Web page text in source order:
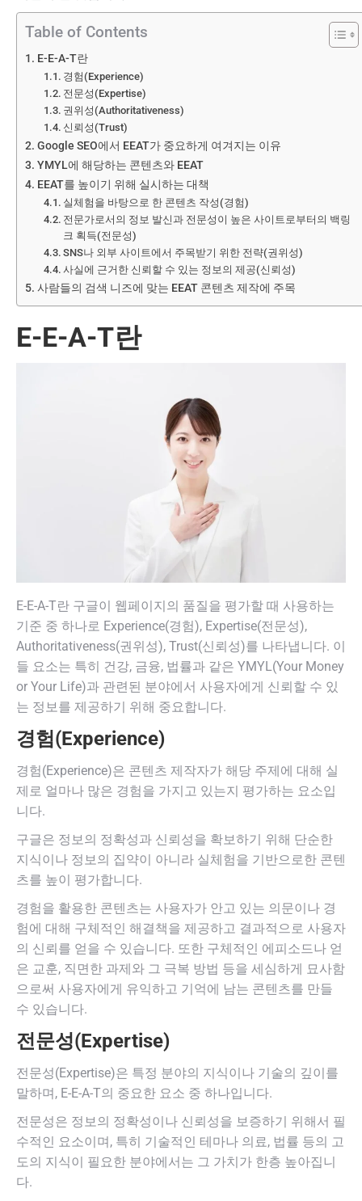
Table of Contents
E-E-A-T란
경험(Experience)
전문성(Expertise)
권위성(Authoritativeness)
신뢰성(Trust)
Google SEO에서 EEAT가 중요하게 여겨지는 이유
YMYL에 해당하는 콘텐츠와 EEAT
EEAT를 높이기 위해 실시하는 대책
실체험을 바탕으로 한 콘텐츠 작성(경험)
전문가로서의 정보 발신과 전문성이 높은 사이트로부터의 백링
크 획득(전문성)
SNS나 외부 사이트에서 주목받기 위한 전략(권위성)
사실에 근거한 신뢰할 수 있는 정보의 제공(신뢰성)
사람들의 검색 니즈에 맞는 EEAT 콘텐츠 제작에 주목
E-E-A-T란
E-E-A-T란 구글이 웹페이지의 품질을 평가할 때 사용하는
기준 중 하나로 Experience(경험), Expertise(전문성),
Authoritativeness(권위성), Trust(신뢰성)를 나타냅니다. 이
들 요소는 특히 건강, 금융, 법률과 같은 YMYL(Your Money
or Your Life)과 관련된 분야에서 사용자에게 신뢰할 수 있
는 정보를 제공하기 위해 중요합니다.
경험(Experience)
경험(Experience)은 콘텐츠 제작자가 해당 주제에 대해 실
제로 얼마나 많은 경험을 가지고 있는지 평가하는 요소입
니다.
구글은 정보의 정확성과 신뢰성을 확보하기 위해 단순한
지식이나 정보의 집약이 아니라 실체험을 기반으로한 콘텐
츠를 높이 평가합니다.
경험을 활용한 콘텐츠는 사용자가 안고 있는 의문이나 경
험에 대해 구체적인 해결책을 제공하고 결과적으로 사용자
의 신뢰를 얻을 수 있습니다. 또한 구체적인 에피소드나 얻
은 교훈, 직면한 과제와 그 극복 방법 등을 세심하게 묘사함
으로써 사용자에게 유익하고 기억에 남는 콘텐츠를 만들
수 있습니다.
전문성(Expertise)
전문성(Expertise)은 특정 분야의 지식이나 기술의 깊이를
말하며, E-E-A-T의 중요한 요소 중 하나입니다.
전문성은 정보의 정확성이나 신뢰성을 보증하기 위해서 필
수적인 요소이며, 특히 기술적인 테마나 의료, 법률 등의 고
도의 지식이 필요한 분야에서는 그 가치가 한층 높아집니
다.